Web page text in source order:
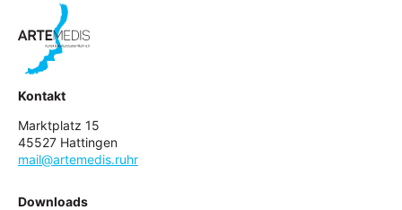
Kontakt
Marktplatz 15
45527 Hattingen
mail@artemedis.ruhr
Downloads